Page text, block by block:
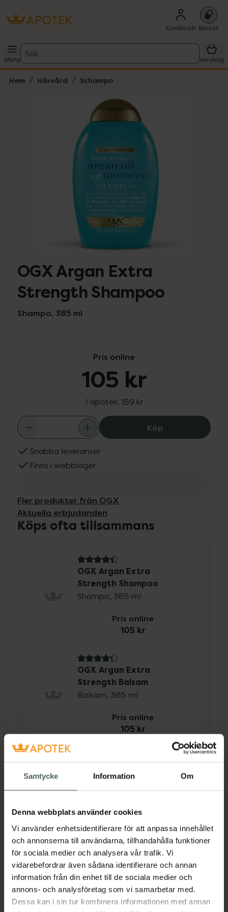
Samtycke Information Om
Denna webbplats använder cookies
Vi använder enhetsidentifierare för att anpassa innehållet
och annonserna till användarna, tillhandahålla funktioner
för sociala medier och analysera vår trafik. Vi
vidarebefordrar även sådana identifierare och annan
information från din enhet till de sociala medier och
annons- och analysföretag som vi samarbetar med.
Dessa kan i sin tur kombinera informationen med annan
Kundklubb Recept
Meny
Sök
Varukorg
Hem Hårvård Schampo
Lista: . Innehåller 3 objekt.
OGX Argan Extra
Strength Shampoo
Shampo, 385 ml
Pris online
105 kr
I apotek: 159 kr
KöpOGX Argan
Snabba leveranser
Finns i webblager
Fler produkter från OGX
Aktuella erbjudanden
Köps ofta tillsammans
4.4 av 5 i omdöme
OGX Argan Extra
Strength Shampoo
Shampo, 385 ml
Pris online
105 kr
4.3 av 5 i omdöme
OGX Argan Extra
Strength Balsam
Balsam, 385 ml
Pris online
105 kr
Köp båda för
Beskrivning
Lyx möter styrka! Denna OGX-favorit hjälper
till att leverera makalös återfuktning med en
enastående fyllig och krämig formula. En
exklusiv blandning av silkesprotein och
marockansk arganolja som intensivt
återställer och stärker håret till en silkeslen,